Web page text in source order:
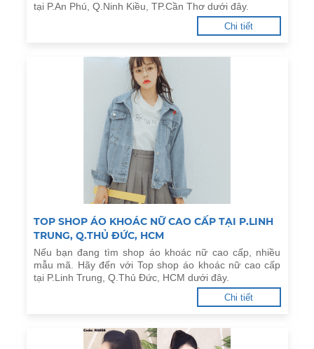
tại P.An Phú, Q.Ninh Kiều, TP.Cần Thơ dưới đây.
Chi tiết
TOP SHOP ÁO KHOÁC NỮ CAO CẤP TẠI P.LINH
TRUNG, Q.THỦ ĐỨC, HCM
Nếu bạn đang tìm shop áo khoác nữ cao cấp, nhiều
mẫu mã. Hãy đến với Top shop áo khoác nữ cao cấp
tại P.Linh Trung, Q.Thủ Đức, HCM dưới đây.
Chi tiết